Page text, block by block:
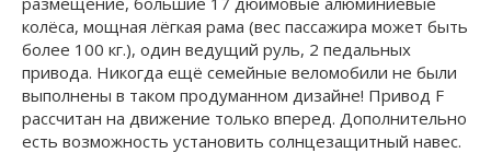
колёса, мощная лёгкая рама (вес пассажира может быть
более 100 кг.), один ведущий руль, 2 педальных
привода. Никогда ещё семейные веломобили не были
выполнены в таком продуманном дизайне! Привод F
рассчитан на движение только вперед. Дополнительно
есть возможность установить солнцезащитный навес.